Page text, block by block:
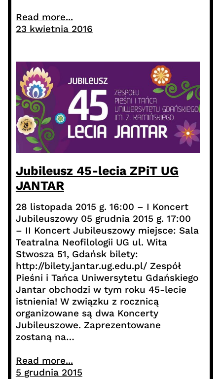
Read more...
23 kwietnia 2016
Jubileusz 45-lecia ZPiT UG
JANTAR
28 listopada 2015 g. 16:00 – I Koncert
Jubileuszowy 05 grudnia 2015 g. 17:00
– II Koncert Jubileuszowy miejsce: Sala
Teatralna Neofilologii UG ul. Wita
Stwosza 51, Gdańsk bilety:
http://bilety.jantar.ug.edu.pl/ Zespół
Pieśni i Tańca Uniwersytetu Gdańskiego
Jantar obchodzi w tym roku 45-lecie
istnienia! W związku z rocznicą
organizowane są dwa Koncerty
Jubileuszowe. Zaprezentowane
zostaną na…
Read more...
5 grudnia 2015